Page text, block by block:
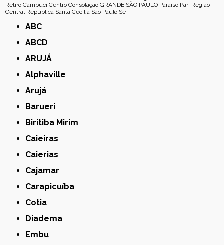
Retiro Cambuci Centro Consolação GRANDE SÃO PAULO Paraíso Pari Região
Central República Santa Cecília São Paulo Sé
ABC
ABCD
ARUJÁ
Alphaville
Arujá
Barueri
Biritiba Mirim
Caieiras
Caierias
Cajamar
Carapicuíba
Cotia
Diadema
Embu